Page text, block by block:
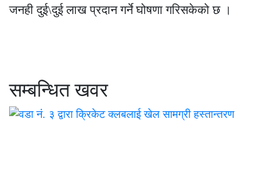
जनही दुई\दुई लाख प्रदान गर्ने घोषणा गरिसकेको छ ।
सम्बन्धित खवर